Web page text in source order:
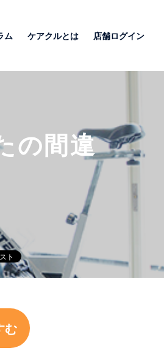
ム ケアクルとは 店舗ログイン
の間違
む